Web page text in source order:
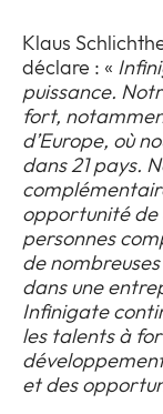
Klaus
déclare : «
puissance.
fort,
d’Europe, où
dans 21 pays.
opportunité de
personnes
de
dans une
Infinigate
les talents à
et des